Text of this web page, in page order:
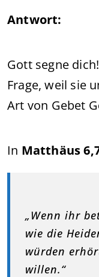
Antwort:
Gott segne
Frage, weil sie
Art von Gebet
In Matthäus
„Wenn ihr
wie die
würden
willen.“